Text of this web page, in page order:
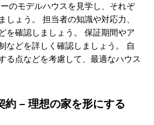
のモデルハウスを見学し、それぞ
しょう。 担当者の知識や対応力、
を確認しましょう。 保証期間やア
などを詳しく確認しましょう。 自
る点などを考慮して、最適なハウス
約 – 理想の家を形にする